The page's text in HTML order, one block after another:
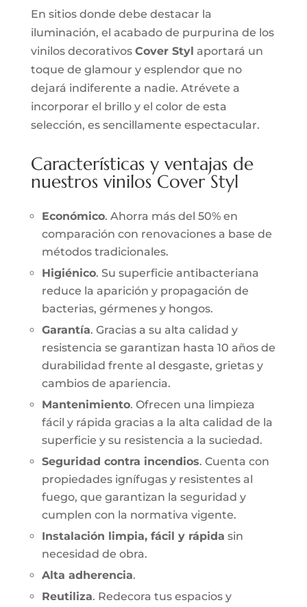
En sitios donde debe destacar la
iluminación, el acabado de purpurina de los
vinilos decorativos Cover Styl aportará un
toque de glamour y esplendor que no
dejará indiferente a nadie. Atrévete a
incorporar el brillo y el color de esta
selección, es sencillamente espectacular.
Características y ventajas de
nuestros vinilos Cover Styl
Económico. Ahorra más del 50% en
comparación con renovaciones a base de
métodos tradicionales.
Higiénico. Su superficie antibacteriana
reduce la aparición y propagación de
bacterias, gérmenes y hongos.
Garantía. Gracias a su alta calidad y
resistencia se garantizan hasta 10 años de
durabilidad frente al desgaste, grietas y
cambios de apariencia.
Mantenimiento. Ofrecen una limpieza
fácil y rápida gracias a la alta calidad de la
superficie y su resistencia a la suciedad.
Seguridad contra incendios. Cuenta con
propiedades ignífugas y resistentes al
fuego, que garantizan la seguridad y
cumplen con la normativa vigente.
Instalación limpia, fácil y rápida sin
necesidad de obra.
Alta adherencia.
Reutiliza. Redecora tus espacios y